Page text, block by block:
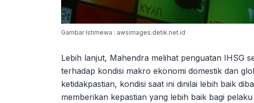
Gambar Istimewa : awsimages.detik.net.id
Lebih lanjut, Mahendra melihat penguatan IHSG
terhadap kondisi makro ekonomi domestik dan
ketidakpastian, kondisi saat ini dinilai lebih baik
memberikan kepastian yang lebih baik bagi pelaku